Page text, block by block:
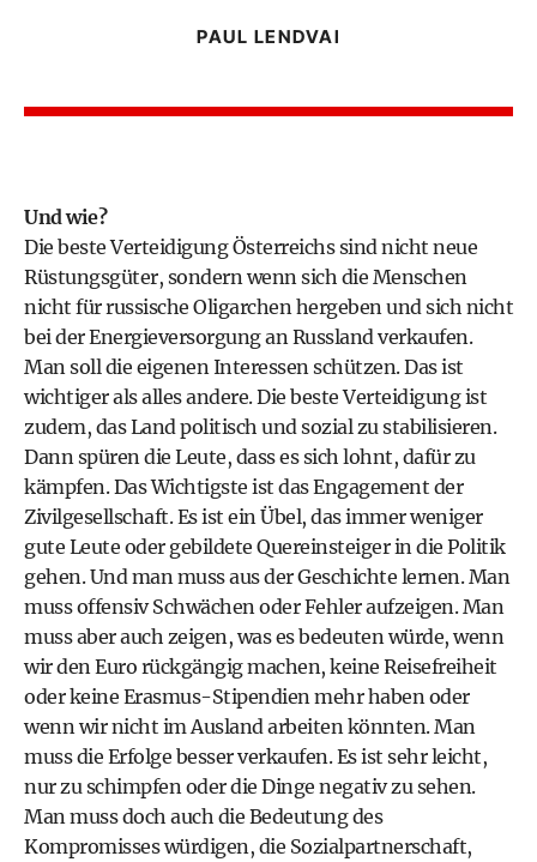
PAUL LENDVAI
Und wie?
Die beste Verteidigung Österreichs sind nicht neue
Rüstungsgüter, sondern wenn sich die Menschen
nicht für russische Oligarchen hergeben und sich nicht
bei der Energieversorgung an Russland verkaufen.
Man soll die eigenen Interessen schützen. Das ist
wichtiger als alles andere. Die beste Verteidigung ist
zudem, das Land politisch und sozial zu stabilisieren.
Dann spüren die Leute, dass es sich lohnt, dafür zu
kämpfen. Das Wichtigste ist das Engagement der
Zivilgesellschaft. Es ist ein Übel, das immer weniger
gute Leute oder gebildete Quereinsteiger in die Politik
gehen. Und man muss aus der Geschichte lernen. Man
muss offensiv Schwächen oder Fehler aufzeigen. Man
muss aber auch zeigen, was es bedeuten würde, wenn
wir den Euro rückgängig machen, keine Reisefreiheit
oder keine Erasmus-Stipendien mehr haben oder
wenn wir nicht im Ausland arbeiten könnten. Man
muss die Erfolge besser verkaufen. Es ist sehr leicht,
nur zu schimpfen oder die Dinge negativ zu sehen.
Man muss doch auch die Bedeutung des
Kompromisses würdigen, die Sozialpartnerschaft,